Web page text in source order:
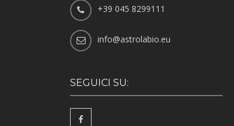
+39 045 8299111
info@astrolabio.eu
SEGUICI SU: